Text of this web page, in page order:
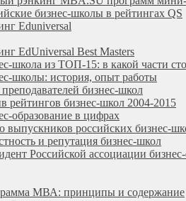
бизнес-школы в рейтингах QS
Eduniversal
EdUniversal Best Masters
школа из ТОП-15: в какой части
школы: история, опыт работы
бизнес-школ
рейтингов бизнес-школ 2004-2015
образование в цифрах
выпускников российских бизнес-
и репутация бизнес-школ
Российской ассоциации
МВА: принципы и содержание